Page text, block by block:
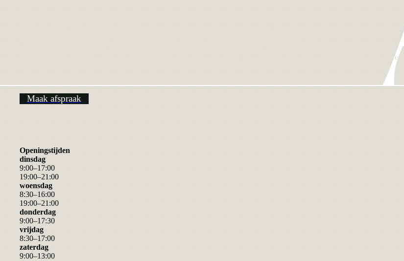
le op hun volgende
Zo ontstond het idee voor de Natural Tanning Spray. Een product waarmee je het hele jaar door − makkelijk, gezond en
Maak afspraak
Openingstijden
dinsdag
9:00–17:00
19:00–21:00
woensdag
8:30–16:00
19:00–21:00
donderdag
9:00–17:30
vrijdag
8:30–17:00
zaterdag
9:00–13:00